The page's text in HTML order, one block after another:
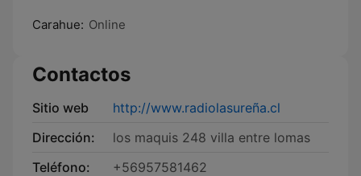
Carahue: Online
Contactos
Sitio web
http://www.radiolasureña.cl
Dirección:
los maquis 248 villa entre lomas
Teléfono:
+56957581462